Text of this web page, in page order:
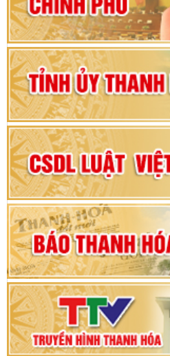
vì sự phát triển của
Bộ Chính trị duyệt
Đảng bộ tỉnh Thanh
2025 - 2030
Đại hội đại biểu
nhiệm kỳ 2025 – 2030
Đại hội Đảng bộ xã
nhiệm kỳ 2025 - 2030
Khai mạc Kỳ họp
hội khóa XV
Phiên thảo luận Kỳ
Thanh Hóa khóa
Bế mạc Kỳ họp thứ
tỉnh khoá XVIII